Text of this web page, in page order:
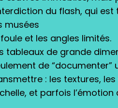
du flash, qui
musées
et les angles limités.
tableaux de grande
de
: les textures, les
et parfois l’émotion